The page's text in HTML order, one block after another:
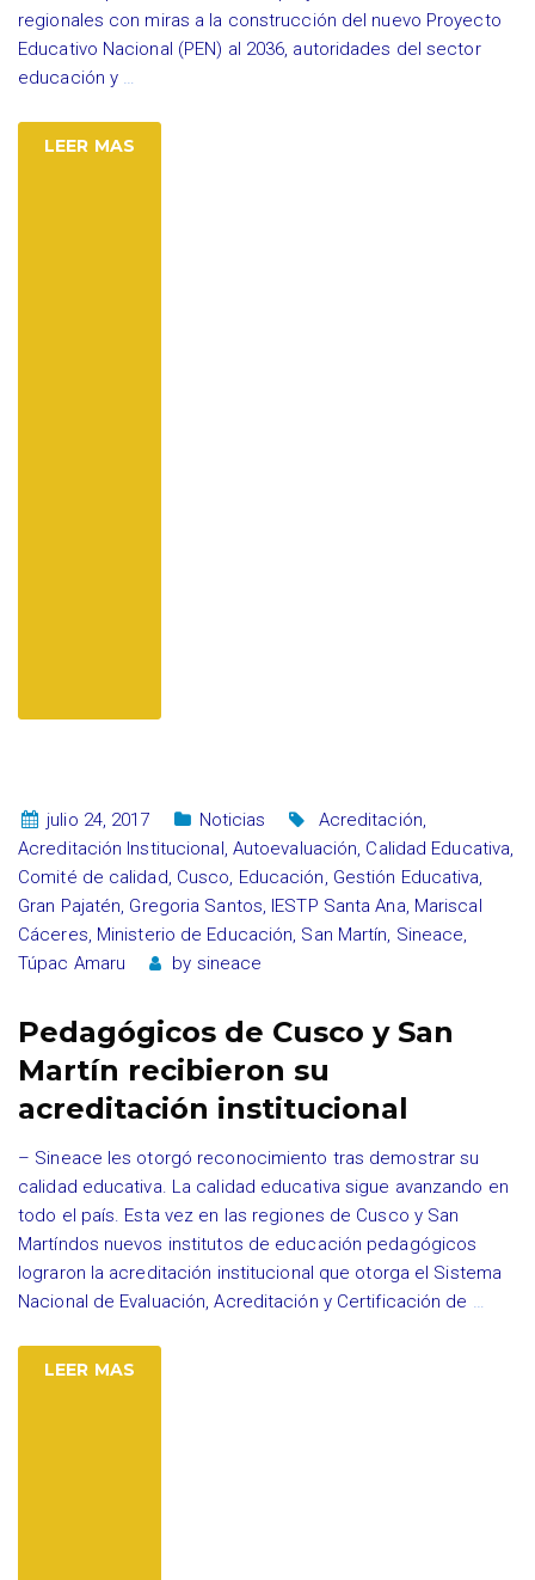
regionales con miras a la construcción del nuevo Proyecto
Educativo Nacional (PEN) al 2036, autoridades del sector
educación y …
LEER MAS
julio 24, 2017 Noticias Acreditación,
Acreditación Institucional, Autoevaluación, Calidad Educativa,
Comité de calidad, Cusco, Educación, Gestión Educativa,
Gran Pajatén, Gregoria Santos, IESTP Santa Ana, Mariscal
Cáceres, Ministerio de Educación, San Martín, Sineace,
Túpac Amaru
by sineace
Pedagógicos de Cusco y San
Martín recibieron su
acreditación institucional
– Sineace les otorgó reconocimiento tras demostrar su
calidad educativa. La calidad educativa sigue avanzando en
todo el país. Esta vez en las regiones de Cusco y San
Martíndos nuevos institutos de educación pedagógicos
lograron la acreditación institucional que otorga el Sistema
Nacional de Evaluación, Acreditación y Certificación de …
LEER MAS